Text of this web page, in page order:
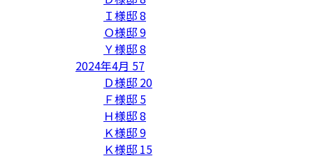
Ｉ様邸8
Ｏ様邸9
Ｙ様邸8
2024年4月 57
Ｄ様邸 20
Ｆ様邸 5
Ｈ様邸8
Ｋ様邸9
Ｋ様邸 15